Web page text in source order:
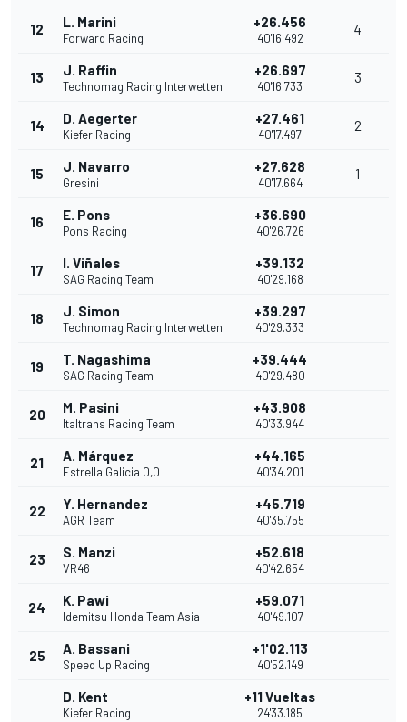
12 L. Marini
Forward Racing
+26.456
40'16.492
4
13 J. Raffin
Technomag Racing Interwetten
+26.697
40'16.733
3
14 D. Aegerter
Kiefer Racing
+27.461
40'17.497
2
15 J. Navarro
Gresini
+27.628
40'17.664
1
16 E. Pons
Pons Racing
+36.690
40'26.726
17 I. Viñales
SAG Racing Team
+39.132
40'29.168
18 J. Simon
Technomag Racing Interwetten
+39.297
40'29.333
19 T. Nagashima
SAG Racing Team
+39.444
40'29.480
20 M. Pasini
Italtrans Racing Team
+43.908
40'33.944
21 A. Márquez
Estrella Galicia 0,0
+44.165
40'34.201
22 Y. Hernandez
AGR Team
+45.719
40'35.755
23 S. Manzi
VR46
+52.618
40'42.654
24 K. Pawi
Idemitsu Honda Team Asia
+59.071
40'49.107
25 A. Bassani
Speed Up Racing
+1'02.113
40'52.149
D. Kent
Kiefer Racing
+11 Vueltas
24'33.185